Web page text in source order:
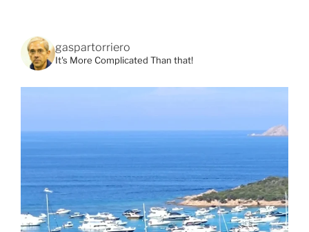
gaspartorriero
It's More Complicated Than that!